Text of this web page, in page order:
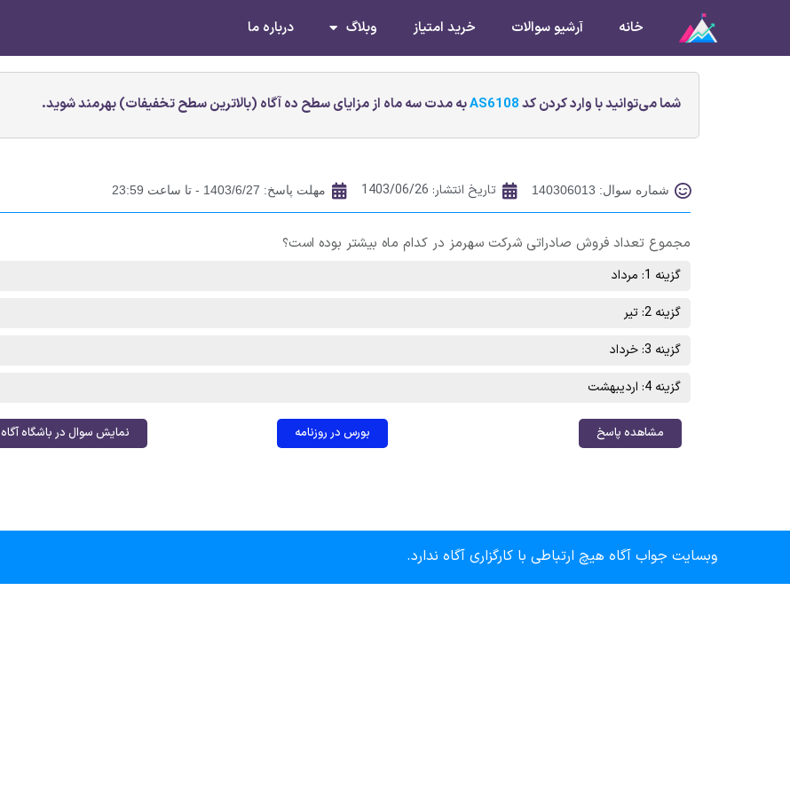
خانه آرشیو سوالات خرید امتیاز وبلاگ درباره ما
شما می‌توانید با وارد کردن کدAS6108به مدت سه ماه از مزایای سطح ده آگاه (بالاترین سطح تخفیفات) بهرمند شوید.
شماره سوال: 140306013 تاریخ انتشار: 1403/06/26 مهلت پاسخ: 1403/6/27 - تا ساعت 23:59
مجموع تعداد فروش صادراتی شرکت سهرمز در کدام ماه بیشتر بوده است؟
گزینه 1: مرداد
گزینه 2: تیر
گزینه 3: خرداد
گزینه 4: اردیبهشت
مشاهده پاسخ بورس در روزنامه نمایش سوال در باشگاه آگاه
وبسایت جواب آگاه هیچ ارتباطی با کارگزاری آگاه ندارد.